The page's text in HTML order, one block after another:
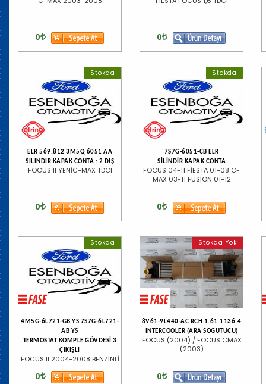
0 0
Stokda
ELR 569.812 3M5Q 6051 AA
SILINDIR KAPAK CONTA : 2 DIŞ
FOCUS II YENİC-MAX TDCI
0
Stokda
7S7G-6051-CB ELR
SİLİNDİR KAPAK CONTA
FOCUS 04-11 FİESTA 01-08 C-
MAX 03-11 FUSİON 01-12
0
Stokda
4M5G-6L721-GB YS 7S7G-6L721-
AB YS
TERMOSTAT KOMPLE GÖVDESİ 3
ÇIKIŞLI
FOCUS II 2004-2008 BENZİNLİ
0
Stokda Yok
8V61-9L440-AC RCH 1.61.1136.4
INTERCOOLER (ARA SOGUTUCU)
FOCUS (2004) / FOCUS CMAX
(2003)
0